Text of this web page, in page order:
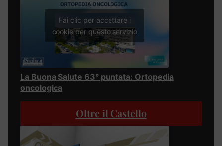
Fai clic per accettare i
cookie per questo servizio
La Buona Salute 63° puntata: Ortopedia
oncologica
Oltre il Castello